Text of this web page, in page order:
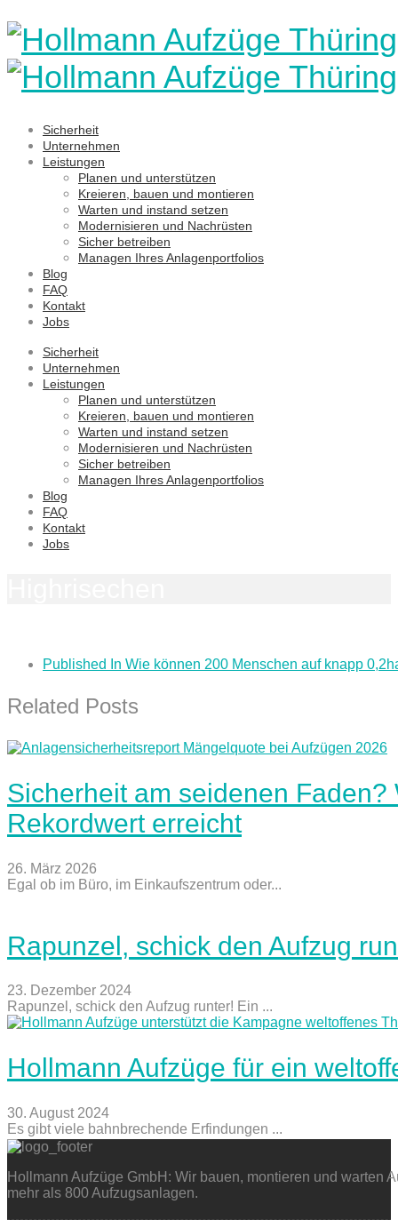
Sicherheit
Unternehmen
Leistungen
Planen und unterstützen
Kreieren, bauen und montieren
Warten und instand setzen
Modernisieren und Nachrüsten
Sicher betreiben
Managen Ihres Anlagenportfolios
Blog
FAQ
Kontakt
Jobs
Sicherheit
Unternehmen
Leistungen
Planen und unterstützen
Kreieren, bauen und montieren
Warten und instand setzen
Modernisieren und Nachrüsten
Sicher betreiben
Managen Ihres Anlagenportfolios
Blog
FAQ
Kontakt
Jobs
Published In Wie können 200 Menschen auf knapp
Related Posts
Sicherheit am seidenen
Rekordwert erreicht
26. März 2026
Egal ob im Büro, im Einkaufszentrum oder...
Rapunzel, schick den Aufzug
23. Dezember 2024
Rapunzel, schick den Aufzug runter! Ein ...
Hollmann Aufzüge für ein
30. August 2024
Es gibt viele bahnbrechende Erfindungen ...
Hollmann Aufzüge GmbH: Wir bauen, montieren und warten
mehr als 800 Aufzugsanlagen.